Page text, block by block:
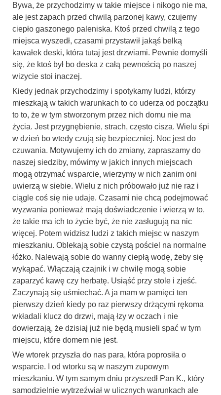
Bywa, że przychodzimy w takie miejsce i nikogo nie ma,
ale jest zapach przed chwilą parzonej kawy, czujemy
ciepło gaszonego paleniska. Ktoś przed chwilą z tego
miejsca wyszedł, czasami przystawił jakąś belką
kawałek deski, która tutaj jest drzwiami. Pewnie domyśli
się, że ktoś był bo deska z całą pewnością po naszej
wizycie stoi inaczej.
Kiedy jednak przychodzimy i spotykamy ludzi, którzy
mieszkają w takich warunkach to co uderza od początku
to to, że w tym stworzonym przez nich domu nie ma
życia. Jest przygnębienie, strach, często cisza. Wielu śpi
w dzień bo wtedy czują się bezpieczniej. Noc jest do
czuwania. Motywujemy ich do zmiany, zapraszamy do
naszej siedziby, mówimy w jakich innych miejscach
mogą otrzymać wsparcie, wierzymy w nich zanim oni
uwierzą w siebie. Wielu z nich próbowało już nie raz i
ciągle coś się nie udaje. Czasami nie chcą podejmować
wyzwania ponieważ mają doświadczenie i wierzą w to,
że takie ma ich to życie być, że nie zasługują na nic
więcej. Potem widzisz ludzi z takich miejsc w naszym
mieszkaniu. Oblekają sobie czystą pościel na normalne
łóżko. Nalewają sobie do wanny ciepłą wodę, żeby się
wykąpać. Włączają czajnik i w chwilę mogą sobie
zaparzyć kawę czy herbatę. Usiąść przy stole i zjeść.
Zaczynają się uśmiechać. A ja mam w pamięci ten
pierwszy dzień kiedy po raz pierwszy drżącymi rękoma
wkładali klucz do drzwi, mają łzy w oczach i nie
dowierzają, że dzisiaj już nie będą musieli spać w tym
miejscu, które domem nie jest.
We wtorek przyszła do nas para, która poprosiła o
wsparcie. I od wtorku są w naszym zupowym
mieszkaniu. W tym samym dniu przyszedł Pan K., który
samodzielnie wytrzeźwiał w ulicznych warunkach ale